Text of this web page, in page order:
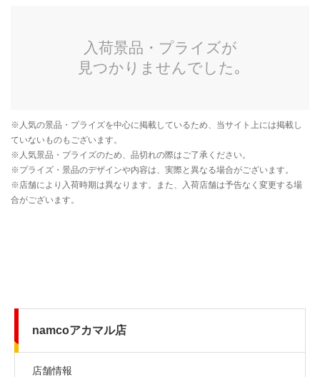
namcoアカマル店
店舗情報